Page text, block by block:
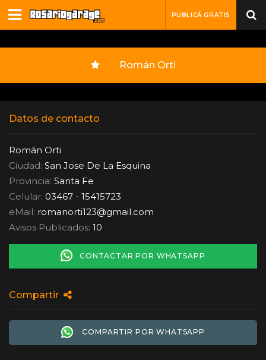
PUBLICÁ GRATIS
Román Orti
Datos de contacto
Román Orti
Ciudad: San Jose De La Esquina
Provincia: Santa Fe
Celular: 03467 - 15415723
eMail: romanorti123@gmail.com
Avisos Publicados: 10
CONTACTAR POR WHATSAPP
Compartir
COMPARTIR POR WHATSAPP